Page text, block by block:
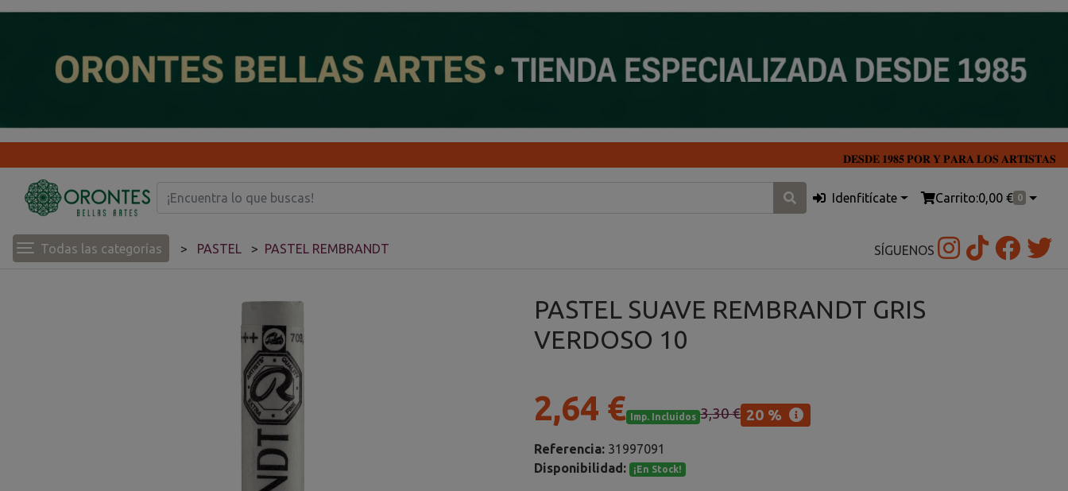
𝐃𝐄𝐒𝐃𝐄 𝟏𝟗𝟖𝟓 𝐏𝐎𝐑 𝐘 𝐏𝐀𝐑𝐀 𝐋𝐎𝐒 𝐀𝐑𝐓𝐈𝐒𝐓𝐀𝐒
Idenfitícate Carrito:0,00 € 0
Todas las categorías PASTEL PASTEL REMBRANDT SÍGUENOS
PASTEL SUAVE REMBRANDT GRIS
VERDOSO 10
2,64 € Imp. Incluidos 3,30 € 20 %
Referencia: 31997091
Disponibilidad:
¡En Stock!